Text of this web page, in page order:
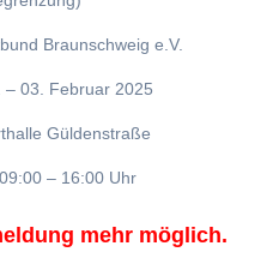
Braunschweig e.V.
– 03. Februar 2025
Güldenstraße
09:00 – 16:00 Uhr
mehr möglich.